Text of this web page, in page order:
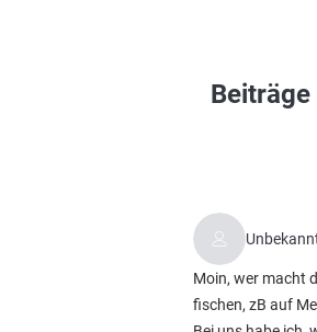
Beiträge
Moin, wer macht
fischen, zB auf